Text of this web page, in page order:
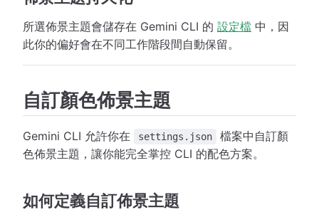
所選佈景主題會儲存在 Gemini CLI 的 設定檔 中，因
此你的偏好會在不同工作階段間自動保留。
自訂顏色佈景主題
Gemini CLI 允許你在 settings.json
檔案中自訂顏
色佈景主題，讓你能完全掌控 CLI 的配色方案。
如何定義自訂佈景主題